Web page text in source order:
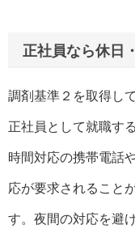
正社員なら休日
調剤基準２を取得し
正社員として就職す
時間対応の携帯電話
応が要求されること
す。夜間の対応を避